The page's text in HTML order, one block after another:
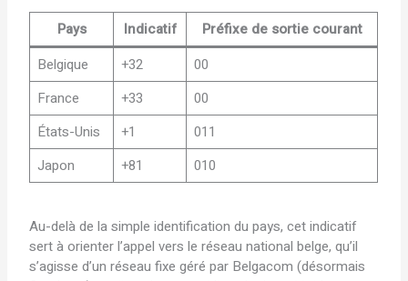
Pays Indicatif
Préfixe de sortie courant
Belgique
+32
00
France
+33
00
États-Unis
+1
011
Japon
+81 010
Au-delà de la simple identification du pays, cet indicatif
sert à orienter l’appel vers le réseau national belge, qu’il
s’agisse d’un réseau fixe géré par Belgacom (désormais